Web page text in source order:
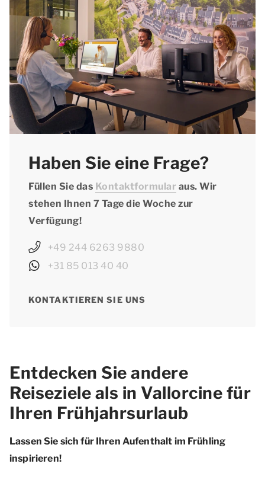
Sehenswürdigkeiten oder lernen Sie die lokale
Kultur und Spezialitäten kennen. Natürlich
können Sie sich während Ihres
Frühjahrsurlaubs in Vallorcine auch in Ihrer
komfortablen Unterkunft entspannen.
Haben Sie eine Frage?
Füllen Sie das Kontaktformular aus. Wir
stehen Ihnen 7 Tage die Woche zur
Verfügung!
+49 244 6263 9880
+31 85 013 40 40
KONTAKTIEREN SIE UNS
Entdecken Sie andere
Reiseziele als in Vallorcine für
Ihren Frühjahrsurlaub
Lassen Sie sich für Ihren Aufenthalt im Frühling
inspirieren!